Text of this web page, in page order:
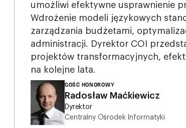
umożliwi efektywne usprawnienie
Wdrożenie modeli językowych
zarządzania budżetami,
administracji. Dyrektor COI
projektów transformacyjnych,
na kolejne lata.
GOŚĆ HONOROWY
Radosław Maćkiewicz
Dyrektor
Centralny Ośrodek Informatyki